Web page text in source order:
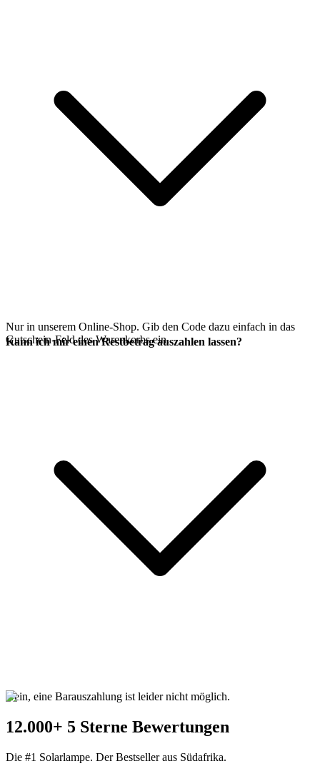
Nur in unserem Online-Shop. Gib den Code dazu einfach in das
Gutschein-Feld des Warenkorbs ein.
Kann ich mir einen Restbetrag auszahlen lassen?
Nein, eine Barauszahlung ist leider nicht möglich.
12.000+ 5 Sterne Bewertungen
Die #1 Solarlampe. Der Bestseller aus Südafrika.